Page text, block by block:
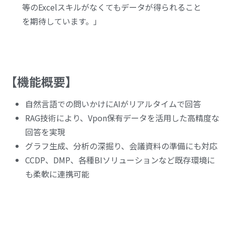
等のExcelスキルがなくてもデータが得られること
を期待しています。」
【機能概要】
自然言語での問いかけにAIがリアルタイムで回答
RAG技術により、Vpon保有データを活用した高精度な
回答を実現
グラフ生成、分析の深掘り、会議資料の準備にも対応
CCDP、DMP、各種BIソリューションなど既存環境に
も柔軟に連携可能